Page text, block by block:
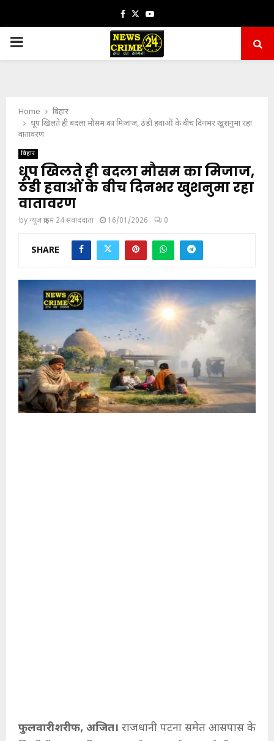
Facebook
TwitterYoutube
PRIMARY
Home
बिहार
धूप खिलते ही बदला मौसम का मिजाज, ठंडी हवाओं के बीच दिनभर खुशनुमा रहा
वातावरण
बिहार
धूप खिलते ही बदला मौसम का मिजाज,
ठंडी हवाओं के बीच दिनभर खुशनुमा रहा
वातावरण
byन्यूज़ क्राइम 24 संवाददाता 16/01/2026 0
SHARE
फुलवारीशरीफ, अजित। राजधानी पटना समेत आसपास के